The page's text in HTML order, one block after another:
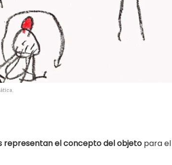
representan el concepto del objeto para el